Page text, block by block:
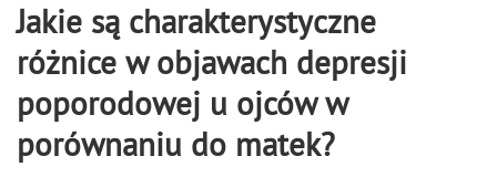
Jakie są charakterystyczne
różnice w objawach depresji
poporodowej u ojców w
porównaniu do matek?